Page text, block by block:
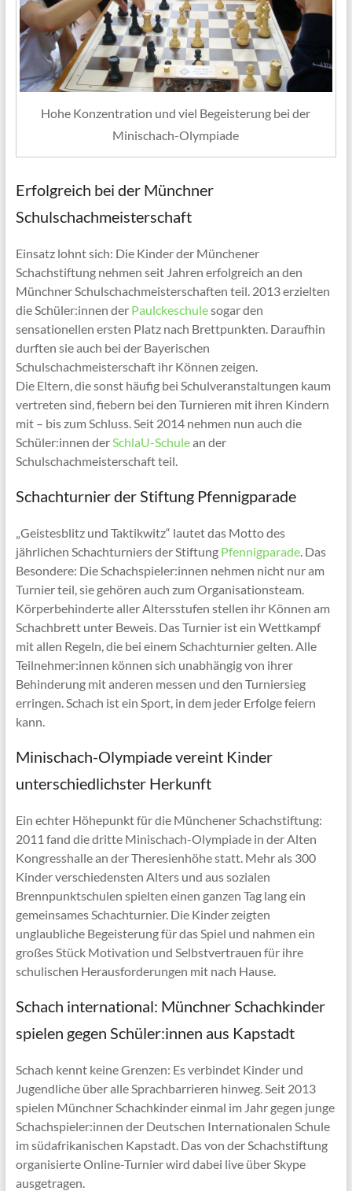
Hohe Konzentration und viel Begeisterung bei der
Minischach-Olympiade
Erfolgreich bei der Münchner
Schulschachmeisterschaft
Einsatz lohnt sich: Die Kinder der Münchener
Schachstiftung nehmen seit Jahren erfolgreich an den
Münchner Schulschachmeisterschaften teil. 2013 erzielten
die Schüler:innen derPaulckeschulesogar den
sensationellen ersten Platz nach Brettpunkten. Daraufhin
durften sie auch bei der Bayerischen
Schulschachmeisterschaft ihr Können zeigen.
Die Eltern, die sonst häufig bei Schulveranstaltungen kaum
vertreten sind, fiebern bei den Turnieren mit ihren Kindern
mit – bis zum Schluss. Seit 2014 nehmen nun auch die
Schüler:innen derSchlaU-Schulean der
Schulschachmeisterschaft teil.
Schachturnier der Stiftung Pfennigparade
„Geistesblitz und Taktikwitz“ lautet das Motto des
jährlichen Schachturniers der Stiftung Pfennigparade. Das
Besondere: Die Schachspieler:innen nehmen nicht nur am
Turnier teil, sie gehören auch zum Organisationsteam.
Körperbehinderte aller Altersstufen stellen ihr Können am
Schachbrett unter Beweis. Das Turnier ist ein Wettkampf
mit allen Regeln, die bei einem Schachturnier gelten. Alle
Teilnehmer:innen können sich unabhängig von ihrer
Behinderung mit anderen messen und den Turniersieg
erringen. Schach ist ein Sport, in dem jeder Erfolge feiern
kann.
Minischach-Olympiade vereint Kinder
unterschiedlichster Herkunft
Ein echter Höhepunkt für die Münchener Schachstiftung:
2011 fand die dritte Minischach-Olympiade in der Alten
Kongresshalle an der Theresienhöhe statt. Mehr als 300
Kinder verschiedensten Alters und aus sozialen
Brennpunktschulen spielten einen ganzen Tag lang ein
gemeinsames Schachturnier. Die Kinder zeigten
unglaubliche Begeisterung für das Spiel und nahmen ein
großes Stück Motivation und Selbstvertrauen für ihre
schulischen Herausforderungen mit nach Hause.
Schach international: Münchner Schachkinder
spielen gegen Schüler:innen aus Kapstadt
Schach kennt keine Grenzen: Es verbindet Kinder und
Jugendliche über alle Sprachbarrieren hinweg. Seit 2013
spielen Münchner Schachkinder einmal im Jahr gegen junge
Schachspieler:innen der Deutschen Internationalen Schule
im südafrikanischen Kapstadt. Das von der Schachstiftung
organisierte Online-Turnier wird dabei live über Skype
ausgetragen.